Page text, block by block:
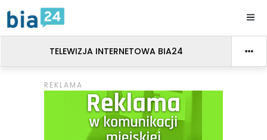
TELEWIZJA INTERNETOWA BIA24